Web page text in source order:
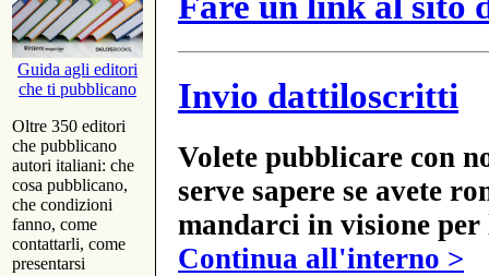
Guida agli editori
che ti pubblicano
Oltre 350 editori
che pubblicano
autori italiani: che
cosa pubblicano,
che condizioni
fanno, come
contattarli, come
presentarsi
Invio dattiloscritti
Volete pubblicare con
serve sapere se avete
mandarci in visione
Continua all'interno >